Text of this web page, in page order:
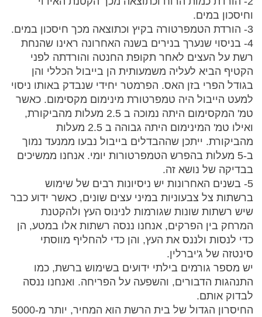
וחיסכון במים.
3- הורדת הטמפרטורה בקיץ וכתוצאה מכך חיסכון במים.
4- בניסוי שנערך בנירים בשנה האחרונה ראינו שהנחת
רשת על העצים לאחר תקופת החנטה והורדתה לפני
הקטיף הביא לעליה משמעותית הן בייבול הכללי והן
בגודל הפרי בזן האס. הפרמטר יחידי שנבדק באותו ניסוי
למעט הייבול היה טמפרטורת מינימום מקסימום. כאשר
טמ' המקסימום היתה נמוכה ב 2.5 מעלות מהביקורת,
ואילו טמ' המינימום היתה גבוהה ב 2.5 מעלות
מהביקורת. ייתכן שההבדלים בייבול נבעו ממנעד נמוך
ב-5 מעלות בהפרש הטמפרטורות יומי. אנחנו ממשיכים
בבדיקה של נושא זה.
5- בשנים האחרונות יש ניסיונות רבים של שימוש
ברשתות צל צבעוניות במיני עצים שונים, כאשר ידוע כבר
שיש רשתות שונות שגורמות לנינוס העץ ולהקטנת
המרחק בין הפרקים, אנחנו ננסה רשתות אלו במטע, הן
כדי לנסות ולננס את העץ, והן כדי להחליף מווסתי
סינטזה של ג'יברלין.
יש מספר גורמים בילתי ידועים בשימוש ברשת, כמו
התנהגות הדבורים, והשפעה על הפריחה. ואנחנו ננסה
לבדוק אותם.
החיסרון הגדול של בית הרשת הוא המחיר, יותר מ-5000